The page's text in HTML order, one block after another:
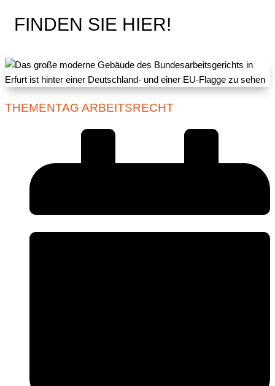
FINDEN SIE HIER!
THEMENTAG ARBEITSRECHT